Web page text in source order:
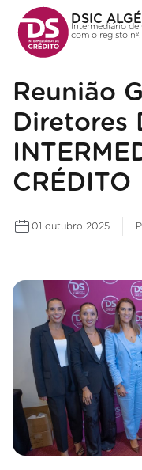
DSIC
Intermediário de
com o registo
Reunião
Diretores
CRÉDITO
01 outubro 2025